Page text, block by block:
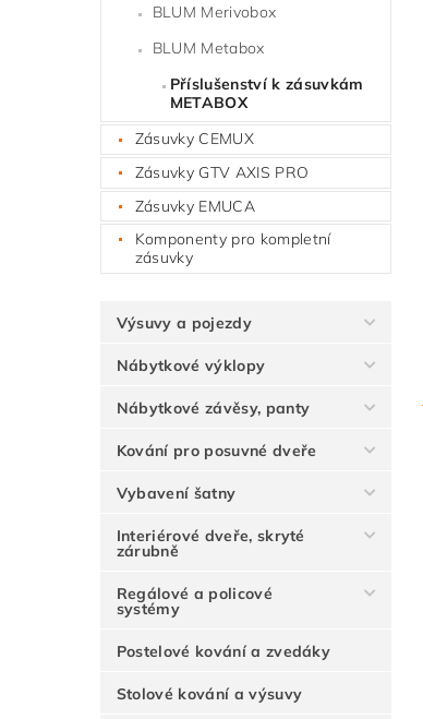
BLUM Merivobox
BLUM Metabox
Příslušenství k zásuvkám
METABOX
Zásuvky CEMUX
Zásuvky GTV AXIS PRO
Zásuvky EMUCA
Komponenty pro kompletní
zásuvky
Výsuvy a pojezdy
Nábytkové výklopy
Nábytkové závěsy, panty
Kování pro posuvné dveře
Vybavení šatny
Interiérové dveře, skryté
zárubně
Regálové a policové
systémy
Postelové kování a zvedáky
Stolové kování a výsuvy